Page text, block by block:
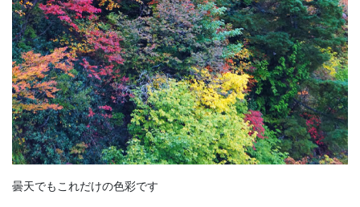
曇天でもこれだけの色彩です